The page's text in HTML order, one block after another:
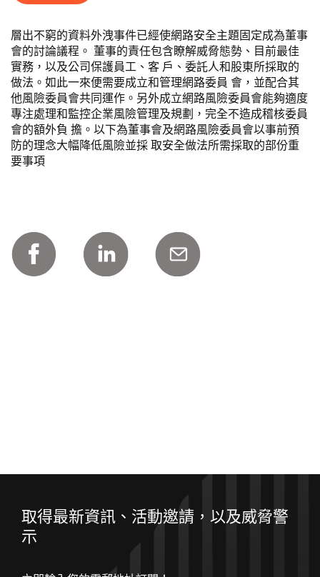
層出不窮的資料外洩事件已經使網路安全主題固定成為董事
會的討論議程。 董事的責任包含瞭解威脅態勢、目前最佳
實務，以及公司保護員工、客 戶、委託人和股東所採取的
做法。如此一來便需要成立和管理網路委員 會，並配合其
他風險委員會共同運作。另外成立網路風險委員會能夠適度
專注處理和監控企業風險管理及規劃，完全不造成稽核委員
會的額外負 擔。以下為董事會及網路風險委員會以事前預
防的理念大幅降低風險並採 取安全做法所需採取的部份重
要事項
取得最新資訊、活動邀請，以及威脅警
示